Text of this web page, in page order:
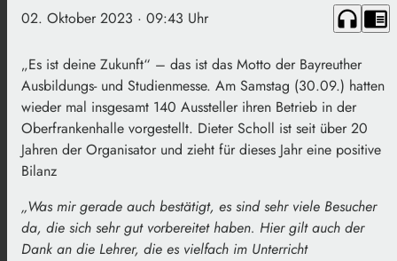
02. Oktober 2023 · 09:43 Uhr headphones chrome_reader_mode
„Es ist deine Zukunft“ – das ist das Motto der Bayreuther
Ausbildungs- und Studienmesse. Am Samstag (30.09.) hatten
wieder mal insgesamt 140 Aussteller ihren Betrieb in der
Oberfrankenhalle vorgestellt. Dieter Scholl ist seit über 20
Jahren der Organisator und zieht für dieses Jahr eine positive
Bilanz
„Was mir gerade auch bestätigt, es sind sehr viele Besucher
da, die sich sehr gut vorbereitet haben. Hier gilt auch der
Dank an die Lehrer, die es vielfach im Unterricht